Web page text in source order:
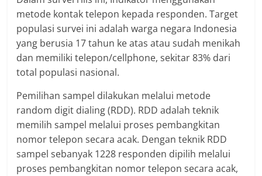
metode kontak telepon kepada responden. Target
populasi survei ini adalah warga negara Indonesia
yang berusia 17 tahun ke atas atau sudah menikah
dan memiliki telepon/cellphone, sekitar 83% dari
total populasi nasional.
Pemilihan sampel dilakukan melalui metode
random digit dialing (RDD). RDD adalah teknik
memilih sampel melalui proses pembangkitan
nomor telepon secara acak. Dengan teknik RDD
sampel sebanyak 1228 responden dipilih melalui
proses pembangkitan nomor telepon secara acak,